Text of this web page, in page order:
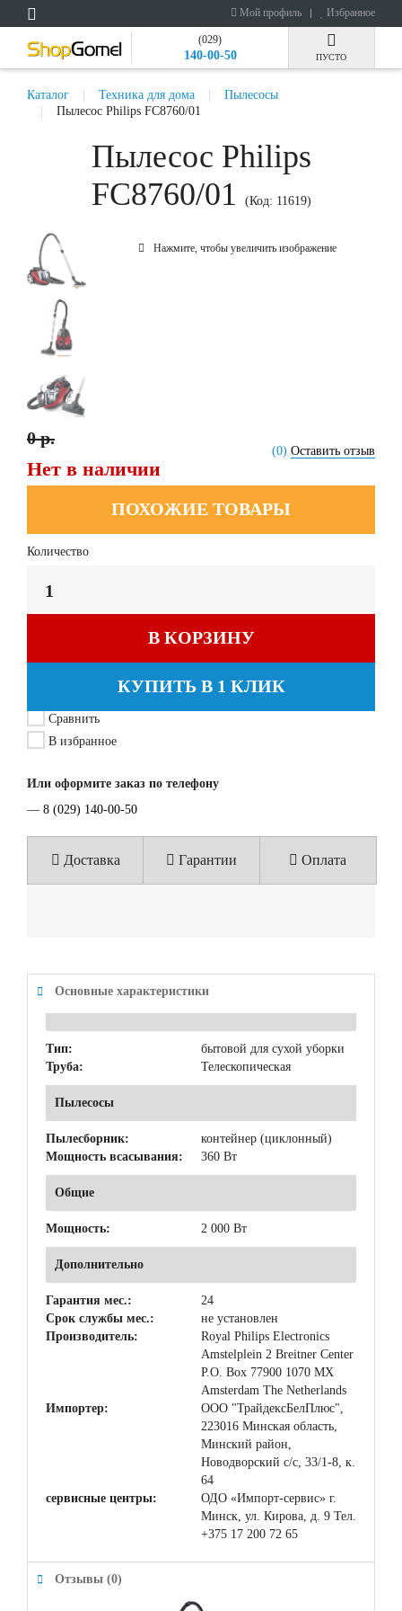
Мой профиль Избранное
(029)
140-00-50 ПУСТО
Каталог Техника для дома
Пылесосы
Пылесос Philips FC8760/01
Пылесос Philips
FC8760/01
(Код: 11619)
Нажмите, чтобы увеличить изображение
(0) Оставить отзыв
0 р.
Нет в наличии
ПОХОЖИЕ ТОВАРЫ
Количество
В КОРЗИНУ
КУПИТЬ В 1 КЛИК
Сравнить
В избранное
Или оформите заказ по телефону
— 8 (029) 140-00-50
Доставка Гарантии Оплата
Основные характеристики
Тип:
бытовой для сухой уборки
Труба:
Телескопическая
Пылесосы
Пылесборник:
контейнер (циклонный)
Мощность всасывания:
360 Вт
Общие
Мощность: 2 000 Вт
Дополнительно
Гарантия мес.:
24
Срок службы мес.:
не установлен
Производитель:
Royal Philips Electronics
Amstelplein 2 Breitner Center
P.O. Box 77900 1070 MX
Amsterdam The Netherlands
Импортер:
ООО "ТрайдексБелПлюс",
223016 Минская область,
Минский район,
Новодворский с/с, 33/1-8, к.
64
сервисные центры:
ОДО «Импорт-cервис» г.
Минск, ул. Кирова, д. 9 Тел.
+375 17 200 72 65
Отзывы (0)